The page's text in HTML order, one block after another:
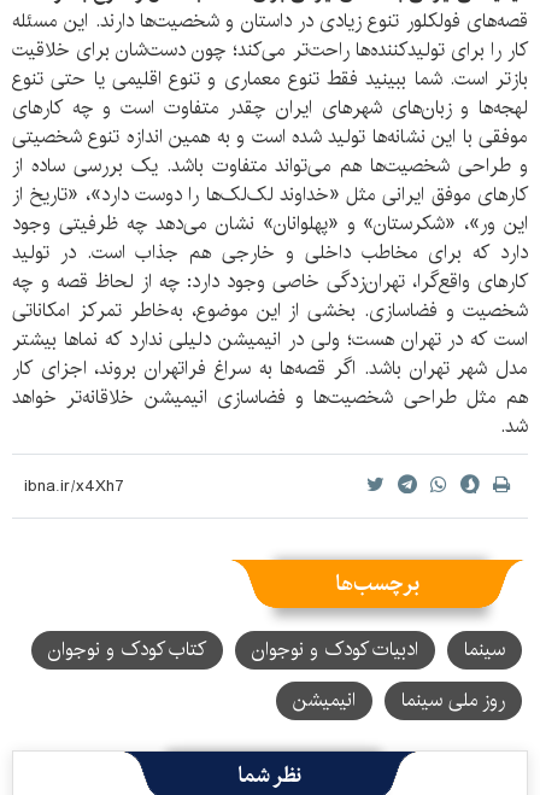
قصه‌های فولکلور تنوع زیادی در داستان و شخصیت‌ها دارند. این مسئله
کار را برای تولیدکننده‌ها راحت‌تر می‌کند؛ چون دست‌شان برای خلاقیت
بازتر است. شما ببینید فقط تنوع معماری و تنوع اقلیمی یا حتی تنوع
لهجه‌ها و زبان‌های شهرهای ایران چقدر متفاوت است و چه کارهای
موفقی با این نشانه‌ها تولید شده است و به همین اندازه تنوع شخصیتی
و طراحی شخصیت‌ها هم می‌تواند متفاوت باشد. یک بررسی ساده از
کارهای موفق ایرانی مثل «خداوند لک‌لک‌ها را دوست دارد»، ‌«تاریخ از
این ور»، «شکرستان» و «پهلوانان» نشان می‌دهد چه ظرفیتی وجود
دارد که برای مخاطب داخلی و خارجی هم جذاب است. در تولید
کارهای واقع‌گرا، تهران‌زدگی خاصی وجود دارد: چه از لحاظ قصه و چه
شخصیت و فضاسازی. بخشی از این موضوع، به‌خاطر تمرکز امکاناتی
است که در تهران هست؛ ولی در انیمیشن دلیلی ندارد که نماها بیشتر
مدل شهر تهران باشد. اگر قصه‌ها به سراغ فراتهران بروند، اجزای کار
هم مثل طراحی شخصیت‌ها و فضاسازی انیمیشن خلاقانه‌تر خواهد
شد.
برچسب‌ها
سینما ادبیات کودک و نوجوان
کتاب کودک و نوجوان
روز ملی سینما
انیمیشن
نظر شما